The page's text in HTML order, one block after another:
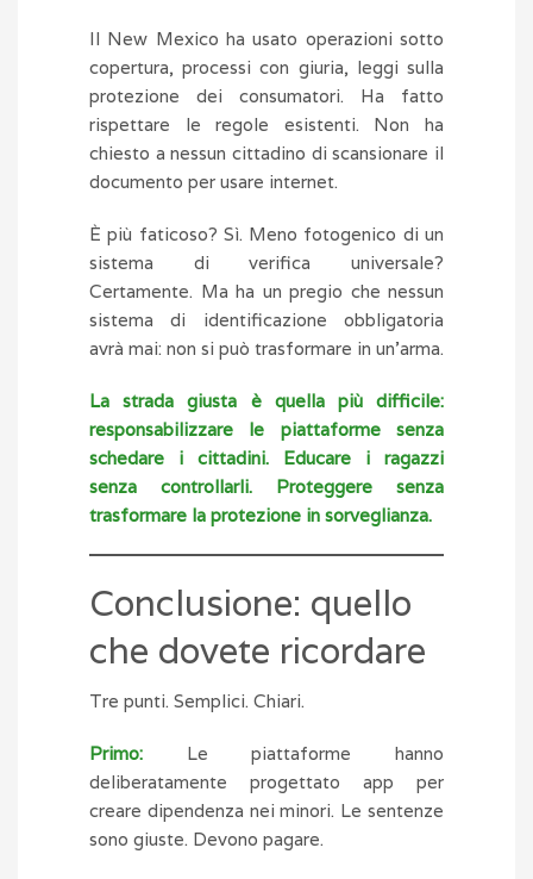
Il New Mexico ha usato operazioni sotto
copertura, processi con giuria, leggi sulla
protezione dei consumatori. Ha fatto
rispettare le regole esistenti. Non ha
chiesto a nessun cittadino di scansionare il
documento per usare internet.
È più faticoso? Sì. Meno fotogenico di un
sistema di verifica universale?
Certamente. Ma ha un pregio che nessun
sistema di identificazione obbligatoria
avrà mai: non si può trasformare in un’arma.
La strada giusta è quella più difficile:
responsabilizzare le piattaforme senza
schedare i cittadini. Educare i ragazzi
senza controllarli. Proteggere senza
trasformare la protezione in sorveglianza.
Conclusione: quello
che dovete ricordare
Tre punti. Semplici. Chiari.
Primo: Le piattaforme hanno
deliberatamente progettato app per
creare dipendenza nei minori. Le sentenze
sono giuste. Devono pagare.